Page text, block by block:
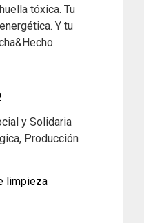
tóxica. Tu
Y tu
y Solidaria
Producción
limpieza